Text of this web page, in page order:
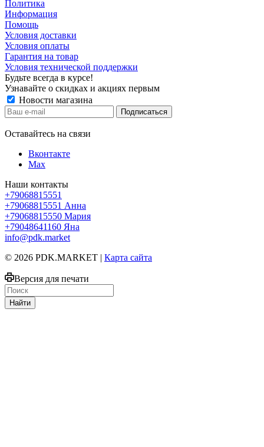
Политика
Информация
Помощь
Условия доставки
Условия оплаты
Гарантия на товар
Условия технической поддержки
Будьте всегда в курсе!
Узнавайте о скидках и акциях первым
Новости магазина
Оставайтесь на связи
Вконтакте
Max
Наши контакты
+79068815551
+79068815551 Анна
+79068815550 Мария
+79048641160 Яна
info@pdk.market
© 2026 PDK.MARKET | Карта сайта
Версия для печати
Найти